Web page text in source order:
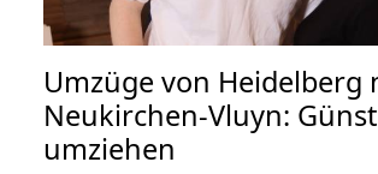
Umzüge von Heidelberg
Neukirchen-Vluyn:
umziehen